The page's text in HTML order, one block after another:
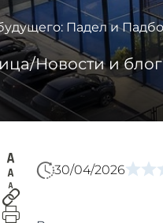
Падел и
/Новости и блог
30/04/2026